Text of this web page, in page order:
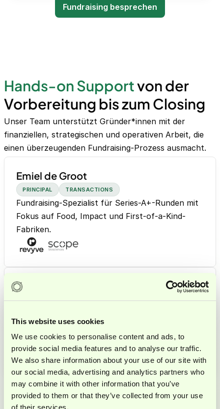
This website uses cookies
We use cookies to personalise content and ads, to
provide social media features and to analyse our traffic.
We also share information about your use of our site with
our social media, advertising and analytics partners who
may combine it with other information that you’ve
provided to them or that they’ve collected from your use
of their services.
Fundraising besprechen
Hands-on Supportvon der
Vorbereitung bis zum Closing
Unser Team unterstützt Gründer*innen mit der
finanziellen, strategischen und operativen Arbeit, die
einen überzeugenden Fundraising-Prozess ausmacht.
Emiel de Groot
PRINCIPAL TRANSACTIONS
Fundraising-Spezialist für Series-A+-Runden mit
Fokus auf Food, Impact und First-of-a-Kind-
Fabriken.
Bisherige Rollen & Projekte:
Fundraising Advisor | B2B Food Ingredients,
Fundraising Advisor | Circular Food Startup
(B2B & B2C)
CFO & Fundraising Advisor | AI SaaS Startup,
Seed Round
Ash Krishna
PRINCIPAL GENERALIST
Fundraising-Vorbereitung, Modellierung und
Prozessbegleitung.
Bisherige Rollen & Projekte:
Interim CFO & Fundraising Support | Deeptech